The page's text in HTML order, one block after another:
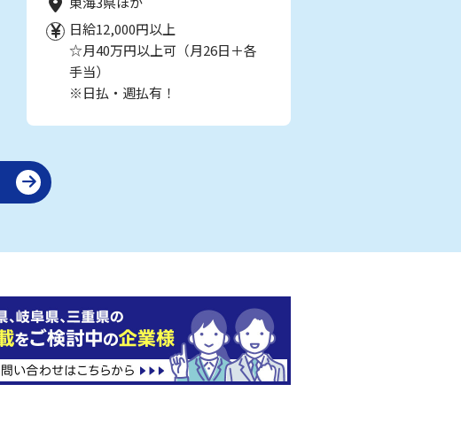
日給12,000円以上
☆月40万円以上可（月26日＋各
手当）
※日払・週払有！